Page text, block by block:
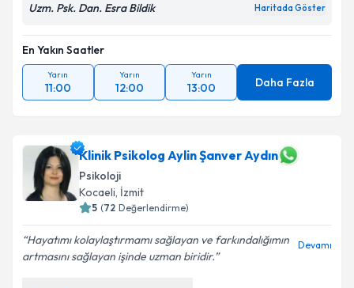
Uzm. Psk. Dan. Esra Bildik Haritada Göster
En Yakın Saatler
Yarın
11:00
Yarın
12:00
Yarın
13:00 Daha Fazla
Klinik Psikolog Aylin Şanver Aydın
Psikoloji
Kocaeli, İzmit
5 (72 Değerlendirme)
Hayatımı kolaylaştırmamı sağlayan ve farkındalığımın
artmasını sağlayan işinde uzman biridir.
Devamı